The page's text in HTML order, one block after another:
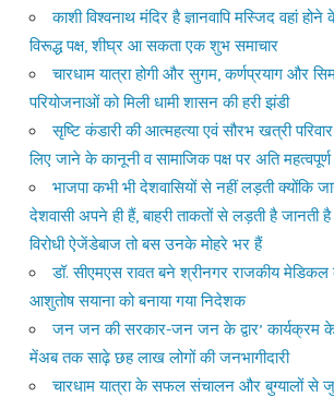
काशी विश्वनाथ मंदिर है ज्ञानवापि मस्जिद वहां
विरूद्ध पक्ष, शीघ्र आ सकता एक शुभ समाचार
चारधाम यात्रा होगी और सुगम, कर्णप्रयाग और
परियोजनाओं को मिली धामी शासन की हरी झंडी
सृष्टि कंडारी की आत्महत्या एवं सौरभ खत्री
लिए जाने के कानूनी व सामाजिक पक्ष पर अति
भाजपा कभी भी देशवासियों से नहीं लड़ती क्योंकि
देशवासी अपने ही हैं, बाहरी ताकतों से लड़ती है
विरोधी ऐजेंडेबाज तो बस उनके मोहरे भर हैं
डॉ. सीएमएस रावत बने श्रीनगर राजकीय मेडिकल
आशुतोष सयाना को बनाया गया निदेशक
जन जन की सरकार-जन जन के द्वार’ कार्यक्रम
मेंअब तक साढ़े छह लाख लोगों की जनभागीदारी
चारधाम यात्रा के सफल संचालन और बुग्यालों से